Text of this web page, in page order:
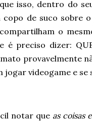
isso, dentro do
copo de suco sobre
o
preciso dizer:
provavelmente
jogar videogame e
notar que as coisas